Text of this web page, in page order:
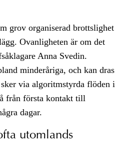
grov organiserad brottslighet
Ovanligheten är om det
Anna Svedin.
minderåriga, och kan dras
via algoritmstyrda flöden i
från första kontakt till
dagar.
utomlands